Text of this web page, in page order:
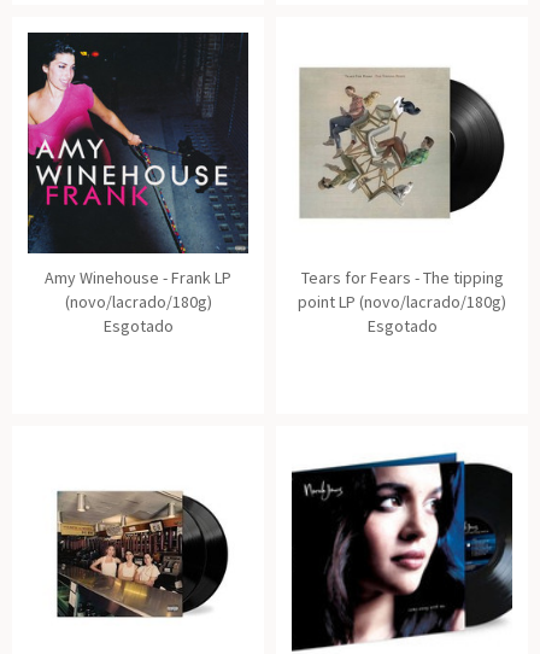
Amy Winehouse - Frank LP
(novo/lacrado/180g)
Esgotado
Tears for Fears - The tipping
point LP (novo/lacrado/180g)
Esgotado